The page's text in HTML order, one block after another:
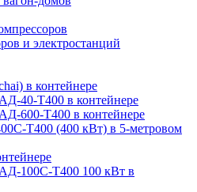
и электростанций
в контейнере
40-Т400 в контейнере
600-Т400 в контейнере
Т400 (400 кВт) в 5-метровом
100С-Т400 100 кВт в